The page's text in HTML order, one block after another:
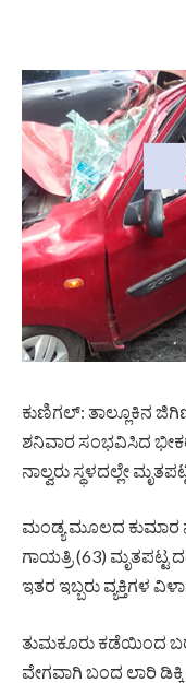
ಕುಣಿಗಲ್: ತಾಲ್ಲೂಕಿನ
ಶನಿವಾರ ಸಂಭವಿಸಿದ
ನಾಲ್ವರು ಸ್ಥಳದಲ್ಲೇ
ಮಂಡ್ಯ ಮೂಲದ ಕುಮಾರ
ಗಾಯತ್ರಿ (63) ಮೃತಪಟ್ಟ
ಇತರ ಇಬ್ಬರು ವ್ಯಕ್ತಿಗಳ
ತುಮಕೂರು ಕಡೆಯಿಂದ
ವೇಗವಾಗಿ ಬಂದ ಲಾರಿ